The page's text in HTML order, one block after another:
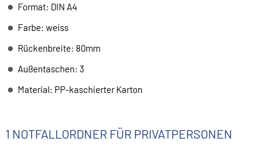
Format: DIN A4
Farbe: weiss
Rückenbreite: 80mm
Außentaschen: 3
Material: PP-kaschierter Karton
1 NOTFALLORDNER FÜR PRIVATPERSONEN